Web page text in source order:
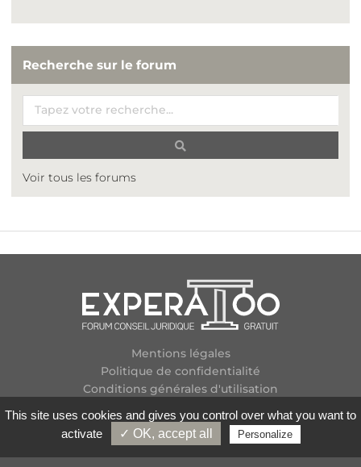
Recherche sur le forum
Voir tous les forums
Mentions légales
Politique de confidentialité
Conditions générales d'utilisation
Contactez-nous
Flux RSS
Copyright
2026 Experatoo.com - Tous droits réservés
This site uses cookies and gives you control over what you want to
activate
✓ OK, accept all Personalize